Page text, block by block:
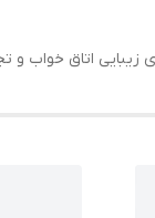
زیبایی اتاق خواب و